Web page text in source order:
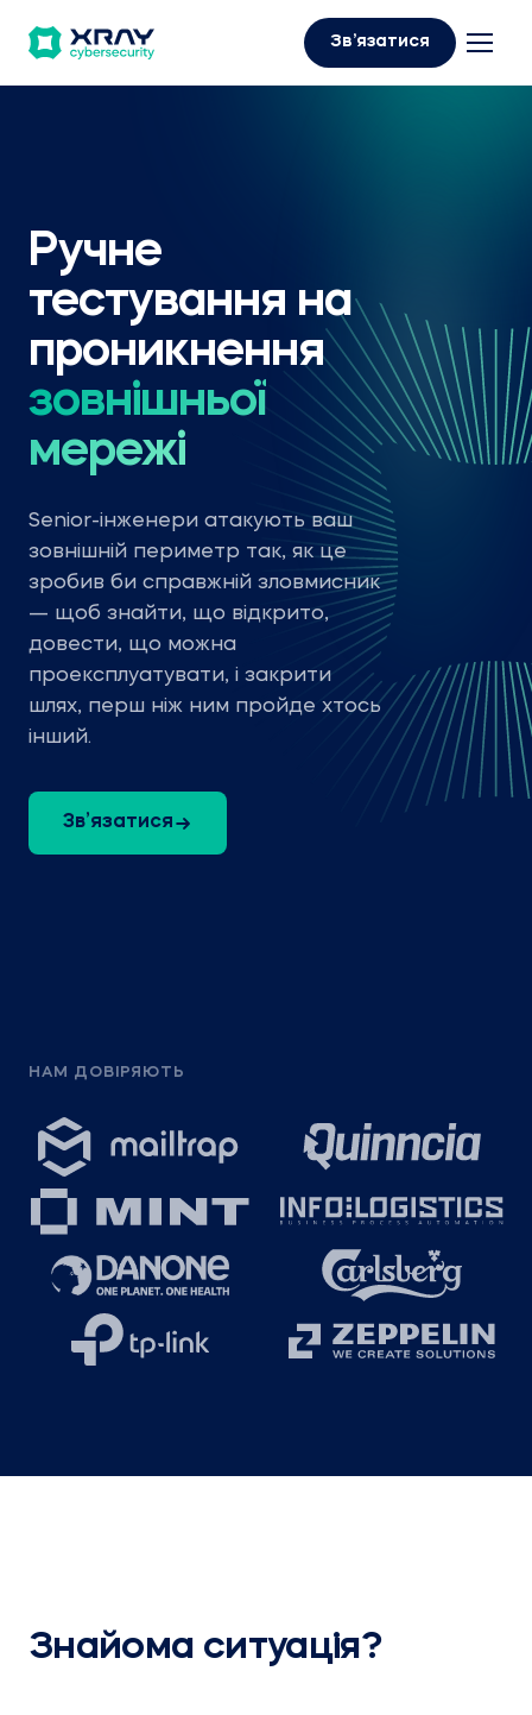
Зв’язатися
Ручне
тестування на
проникнення
зовнішньої
мережі
Senior-інженери атакують ваш
зовнішній периметр так, як це
зробив би справжній зловмисник
— щоб знайти, що відкрито,
довести, що можна
проексплуатувати, і закрити
шлях, перш ніж ним пройде хтось
інший.
Зв’язатися
НАМ ДОВІРЯЮТЬ
Знайома ситуація?